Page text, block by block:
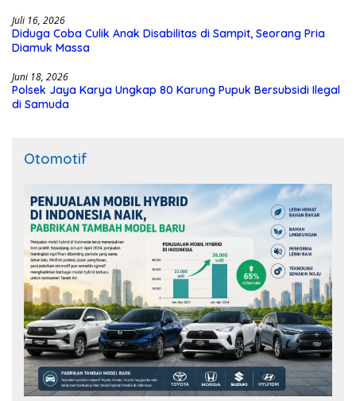
Juli 16, 2026
Diduga Coba Culik Anak Disabilitas di Sampit, Seorang Pria
Diamuk Massa
Juni 18, 2026
Polsek Jaya Karya Ungkap 80 Karung Pupuk Bersubsidi Ilegal
di Samuda
Otomotif